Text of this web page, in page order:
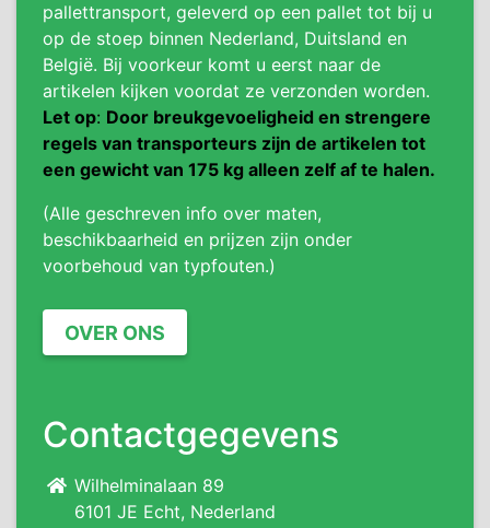
pallettransport, geleverd op een pallet tot bij u
op de stoep binnen Nederland, Duitsland en
België. Bij voorkeur komt u eerst naar de
artikelen kijken voordat ze verzonden worden.
Let op: Door breukgevoeligheid en strengere
regels van transporteurs zijn de artikelen tot
een gewicht van 175 kg alleen zelf af te halen.
(Alle geschreven info over maten,
beschikbaarheid en prijzen zijn onder
voorbehoud van typfouten.)
OVER ONS
Contactgegevens
Wilhelminalaan 89
6101 JE Echt, Nederland